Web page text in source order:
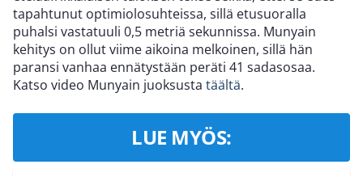
tapahtunut optimiolosuhteissa, sillä etusuoralla
puhalsi vastatuuli 0,5 metriä sekunnissa. Munyain
kehitys on ollut viime aikoina melkoinen, sillä hän
paransi vanhaa ennätystään peräti 41 sadasosaa.
Katso video Munyain juoksusta täältä.
LUE MYÖS: